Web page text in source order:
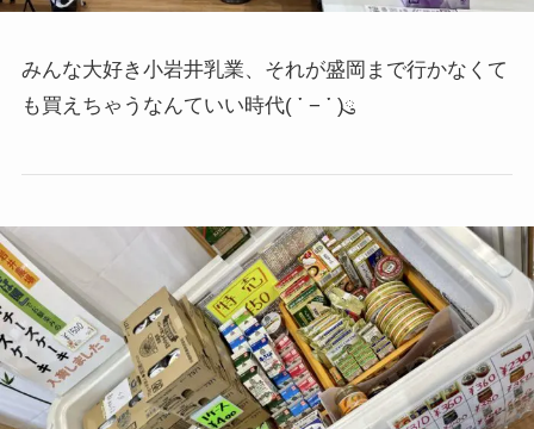
みんな大好き小岩井乳業、それが盛岡まで行かなくて
も買えちゃうなんていい時代( ་ − ་ )ུ